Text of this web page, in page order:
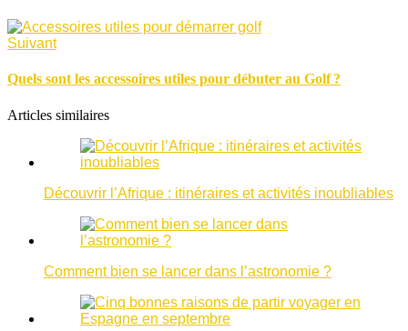
Suivant
Quels sont les accessoires utiles pour débuter au Golf ?
Articles similaires
Découvrir l’Afrique : itinéraires et activités inoubliables
Comment bien se lancer dans l’astronomie ?